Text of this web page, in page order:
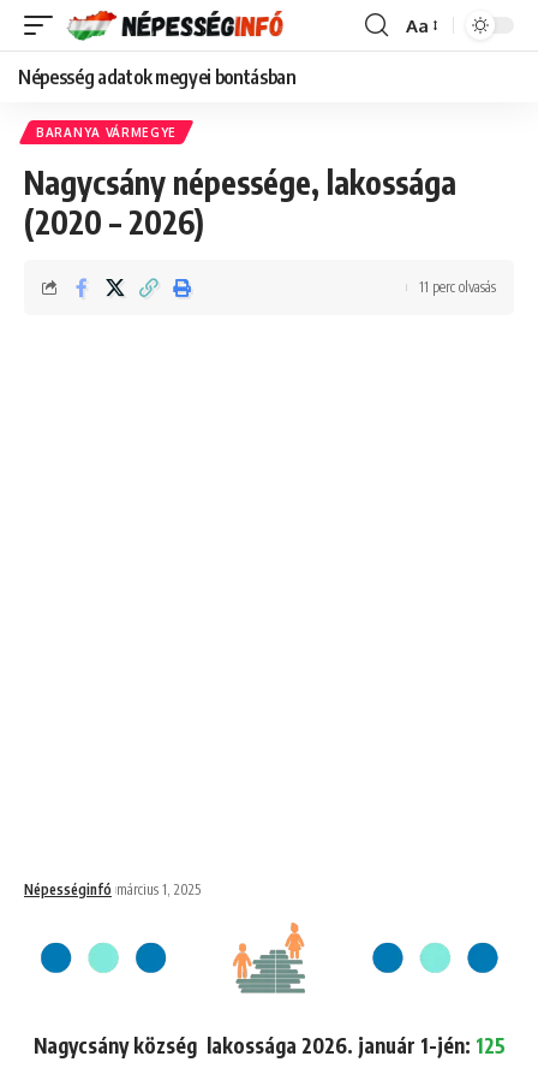
Font
Aa
Népesség adatok megyei bontásban
BARANYA VÁRMEGYE
Nagycsány népessége, lakossága
(2020 – 2026)
Népességinfó március 1, 2025
11 perc olvasás
Nagycsány község lakossága 2026. január 1-jén: 125